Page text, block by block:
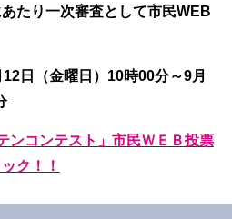
たり一次審査として市民WEB
12日（金曜日）10時00分～9月
ンコンテスト」市民ＷＥＢ投票
ク！！